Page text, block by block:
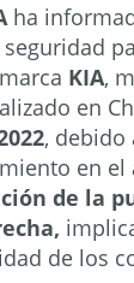
ha
KIA,
en
, debido
en el
de la
de los